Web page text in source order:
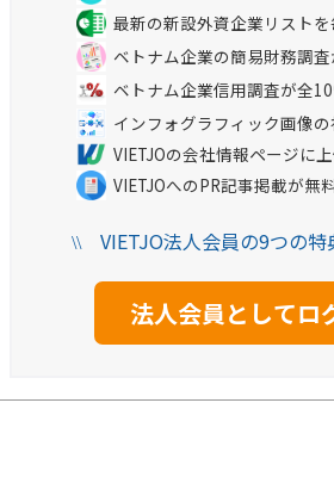
最新の新設外資企業リスト
ベトナム企業の簡易財務調
ベトナム企業信用調査が全
インフォグラフィック画像
VIETJOの会社情報ページに
VIETJOへのPR記事掲載が無
\\VIETJO法人会員の9つの特